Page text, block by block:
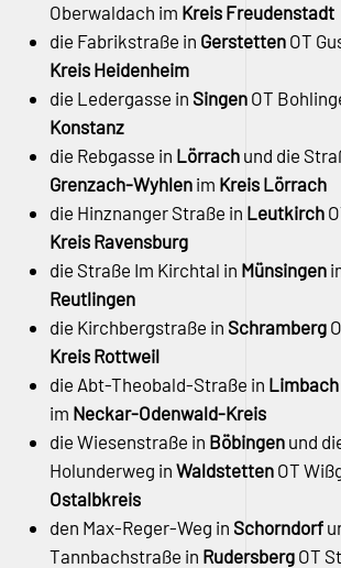
Oberwaldach im Kreis Freudenstadt
die Fabrikstraße in Gerstetten OT
Kreis Heidenheim
die Ledergasse in Singen OT
Konstanz
die Rebgasse in Lörrach und die
Grenzach-Wyhlen im Kreis Lörrach
die Hinznanger Straße in Leutkirch
Kreis Ravensburg
die Straße Im Kirchtal in Münsingen
Reutlingen
die Kirchbergstraße in Schramberg
Kreis Rottweil
die Abt-Theobald-Straße in Limbach
im Neckar-Odenwald-Kreis
die Wiesenstraße in Böbingen und
Holunderweg in Waldstetten OT
Ostalbkreis
den Max-Reger-Weg in Schorndorf
Tannbachstraße in Rudersberg OT